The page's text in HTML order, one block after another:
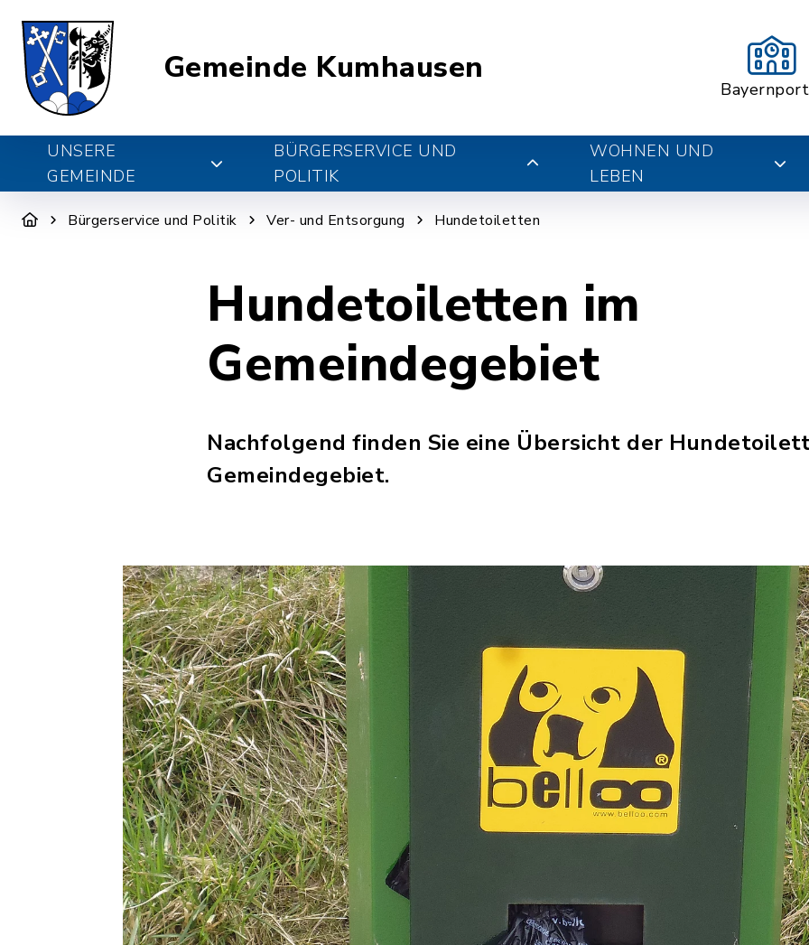
Gemeinde Kumhausen
UNSERE
GEMEINDE
BÜRGERSERVICE UND
POLITIK
WOHNEN UND
LEBEN
Bürgerservice und Politik Ver- und Entsorgung Hundetoiletten
Hundetoiletten im
Gemeindegebiet
Nachfolgend finden Sie eine Übersicht der
Gemeindegebiet.